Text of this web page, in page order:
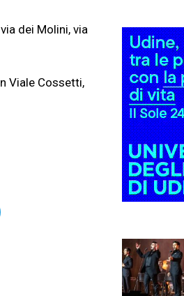
dei Molini, via
Viale Cossetti,